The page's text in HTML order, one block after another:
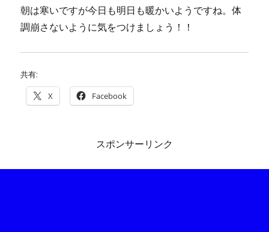
朝は寒いですが今日も明日も暖かいようですね。体
調崩さないように気をつけましょう！！
共有:
X Facebook
スポンサーリンク